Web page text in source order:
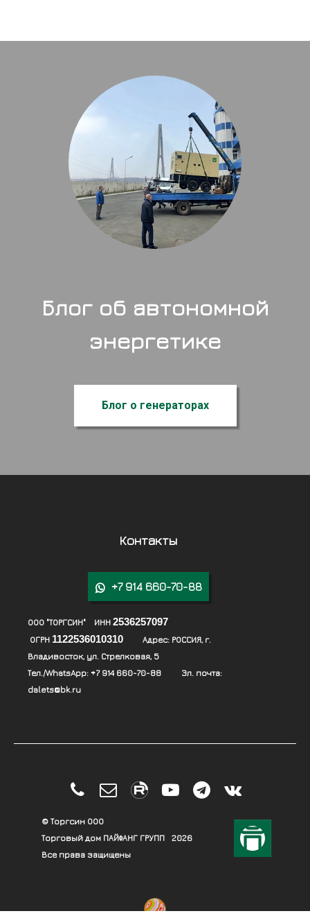
Блог об автономной
энергетике
Блог о генераторах
Контакты
 +7 914 660-70-88
ООО "ТОРГСИН" ИНН 2536257097
ОГРН 1122536010310 Адрес: РОССИЯ, г.
Владивосток, ул. Стрелковая, 5
Тел./WhatsApp: +7 914 660-70-88 Эл. почта:
dalets@bk.ru
    
© Торгсин ООО
Торговый дом ПАЙФАНГ ГРУПП
Все права защищены
2026